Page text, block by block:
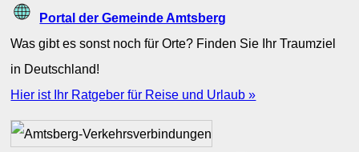
Portal der Gemeinde Amtsberg
Was gibt es sonst noch für Orte? Finden Sie Ihr Traumziel
in Deutschland!
Hier ist Ihr Ratgeber für Reise und Urlaub »